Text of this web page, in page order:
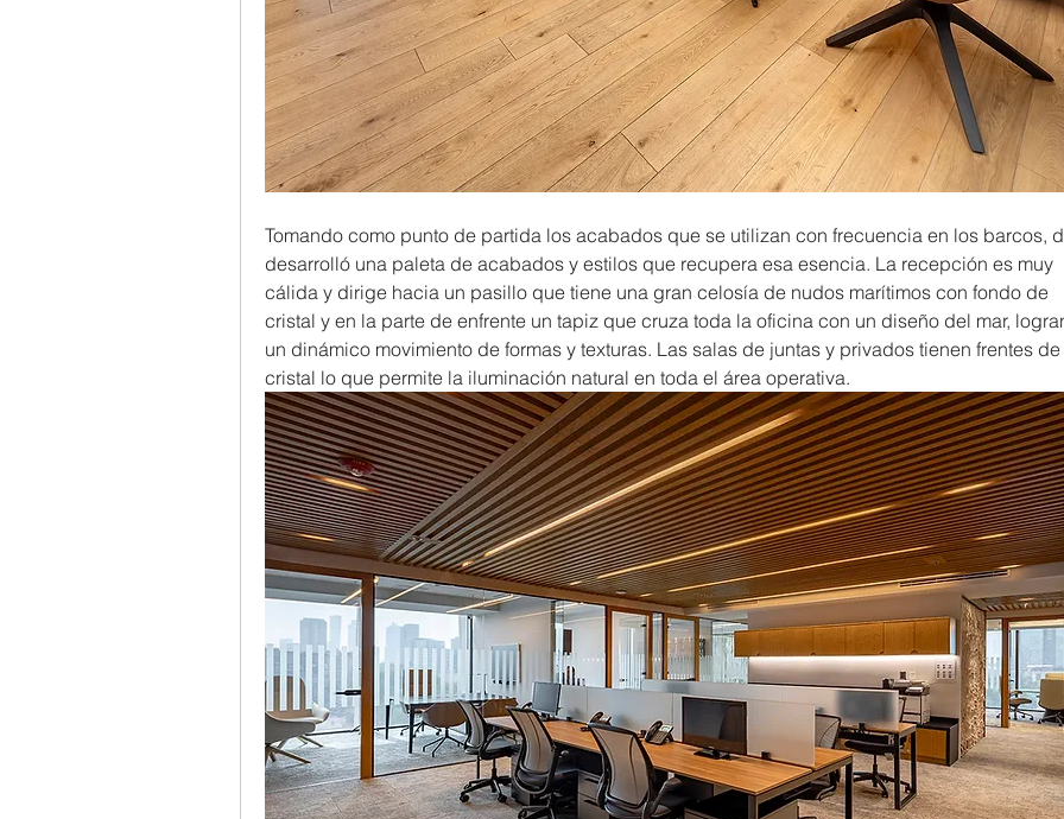
Tomando como punto de partida los acabados que se utilizan con frecuencia en los barcos,
desarrolló una paleta de acabados y estilos que recupera esa esencia. La recepción es muy
cálida y dirige hacia un pasillo que tiene una gran celosía de nudos marítimos con fondo de
cristal y en la parte de enfrente un tapiz que cruza toda la oficina con un diseño del mar,
un dinámico movimiento de formas y texturas. Las salas de juntas y privados tienen frentes de
cristal lo que permite la iluminación natural en toda el área operativa.